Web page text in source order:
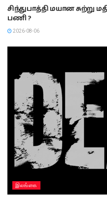
சிந்துபாத்தி மயான சுற்று
பணி ?
2026-08-06
இலங்கை